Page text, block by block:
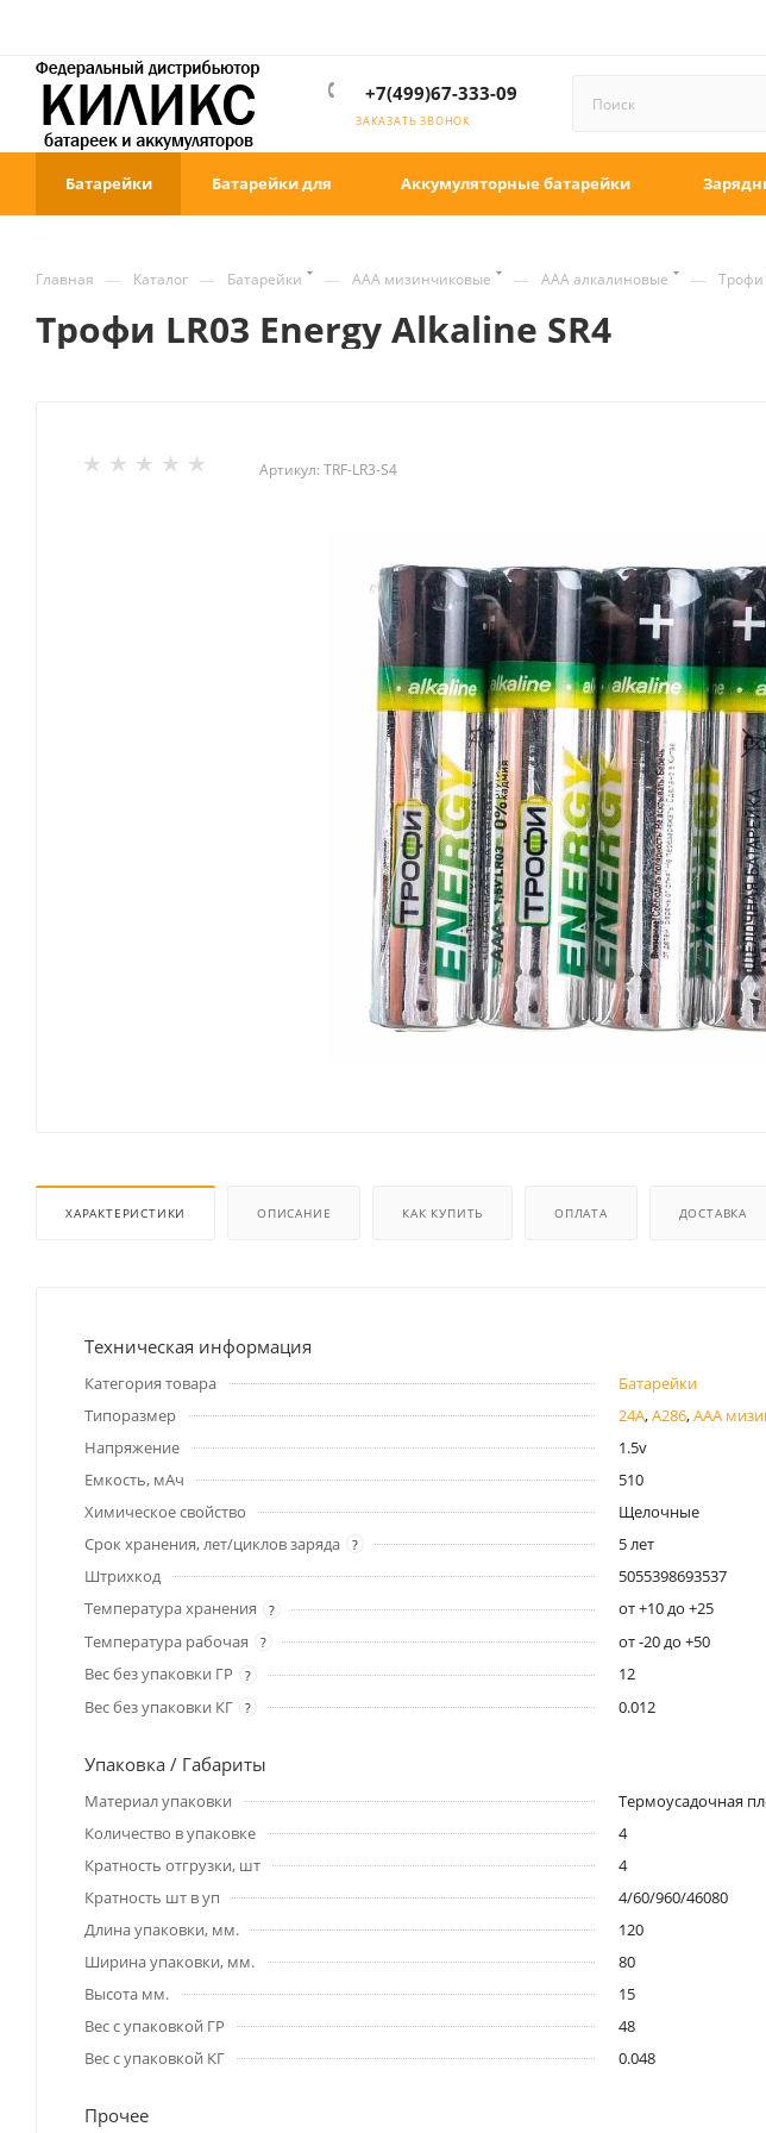
+7(499)67-333-09
ЗАКАЗАТЬ ЗВОНОК
Батарейки Батарейки для Аккумуляторные батарейки
Главная — Каталог — Батарейки — ААА мизинчиковые — ААА алкалиновые — Трофи
Трофи LR03 Energy Alkaline SR4
Артикул: TRF-LR3-S4
ХАРАКТЕРИСТИКИ ОПИСАНИЕ КАК КУПИТЬ ОПЛАТА ДОСТАВКА
Техническая информация
Категория товара
Батарейки
Типоразмер
24A,A286,AAA
Напряжение
1.5v
Емкость, мАч
510
Химическое свойство
Щелочные
Срок хранения, лет/циклов заряда
?
5 лет
Штрихкод
5055398693537
Температура хранения
?
от +10 до +25
Температура рабочая
?
от -20 до +50
Вес без упаковки ГР
?
12
Вес без упаковки КГ
? 0.012
Упаковка / Габариты
Материал упаковки
Термоусадочная
Количество в упаковке
4
Кратность отгрузки, шт
4
Кратность шт в уп
4/60/960/46080
Длина упаковки, мм.
120
Ширина упаковки, мм.
80
Высота мм.
15
Вес с упаковкой ГР
48
Вес с упаковкой КГ
0.048
Прочее